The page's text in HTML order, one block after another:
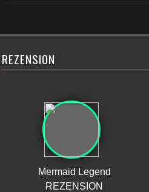
REZENSION
Mermaid Legend
REZENSION